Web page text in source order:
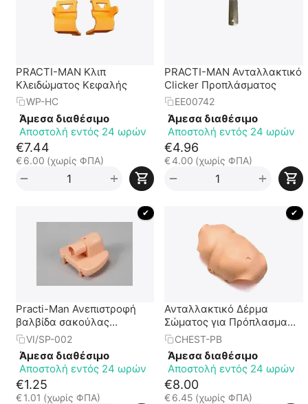
PRACTI-MAN Κλιπ
Κλειδώματος Κεφαλής
WP-HC
Άμεσα διαθέσιμο
Αποστολή εντός 24 ωρών
€7.44
€ 6.00 (χωρίς ΦΠΑ)
+
−
PRACTI-MAN Ανταλλακτικό
Clicker Προπλάσματος
EE00742
Άμεσα διαθέσιμο
Αποστολή εντός 24 ωρών
€4.96
€4.00 (χωρίς ΦΠΑ)
+
−
✔
Practi-Man Ανεπιστροφή
βαλβίδα σακούλας
πνευμόνων
VI/SP-002
Άμεσα διαθέσιμο
Αποστολή εντός 24 ωρών
€1.25
€ 1.01 (χωρίς ΦΠΑ)
✔
Ανταλλακτικό Δέρμα
Σώματος για Πρόπλασμα
Βρέφους PRACTI-BABY
CHEST-PB
Άμεσα διαθέσιμο
Αποστολή εντός 24 ωρών
€8.00
€6.45 (χωρίς ΦΠΑ)